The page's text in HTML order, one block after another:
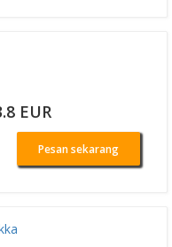
EUR
Pesan sekarang